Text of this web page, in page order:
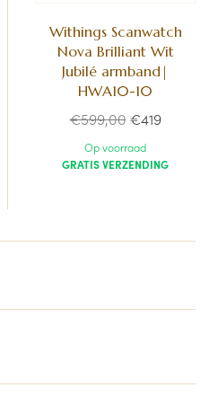
Withings Scanwatch
Nova Brilliant Wit
Jubilé armband|
HWA10-10
Normale
prijs
€599,00€419
Op voorraad
GRATIS VERZENDING